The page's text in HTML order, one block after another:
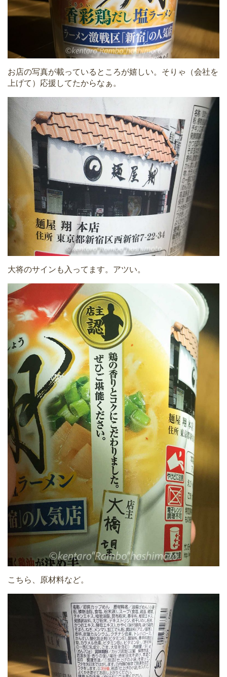
お店の写真が載っているところが嬉しい。そりゃ（会社を
上げて）応援してたからなぁ。
大将のサインも入ってます。アツい。
こちら、原材料など。